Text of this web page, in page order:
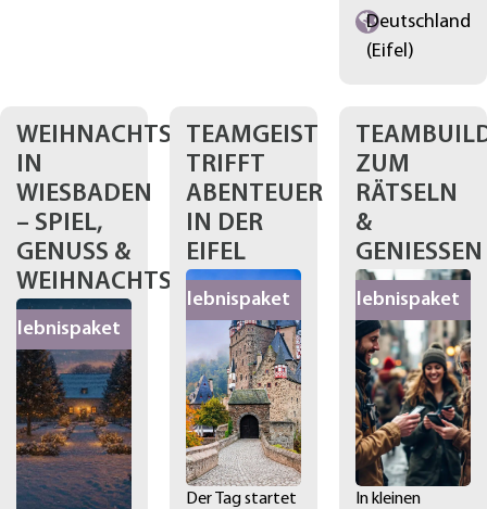
Deutschland
(Eifel)
WEIHNACHTSFEIER
IN
WIESBADEN
– SPIEL,
GENUSS &
WEIHNACHTSZAUBER
Erlebnispaket
TEAMGEIST
TRIFFT
ABENTEUER
IN DER
EIFEL
Erlebnispaket
Der Tag startet
ZUM
RÄTSELN
&
GENIESSEN
Erlebnispaket
In kleinen